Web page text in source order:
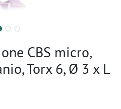
CBS micro,
Torx 6, Ø 3 x L